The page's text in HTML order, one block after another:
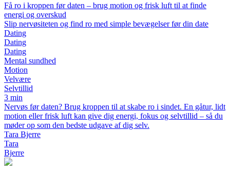
Få ro i kroppen før daten – brug motion og frisk luft til at finde
energi og overskud
Slip nervøsiteten og find ro med simple bevægelser før din date
Dating
Dating
Dating
Mental sundhed
Motion
Velvære
Selvtillid
3 min
Nervøs før daten? Brug kroppen til at skabe ro i sindet. En gåtur, lidt
motion eller frisk luft kan give dig energi, fokus og selvtillid – så du
møder op som den bedste udgave af dig selv.
Tara Bjerre
Tara
Bjerre